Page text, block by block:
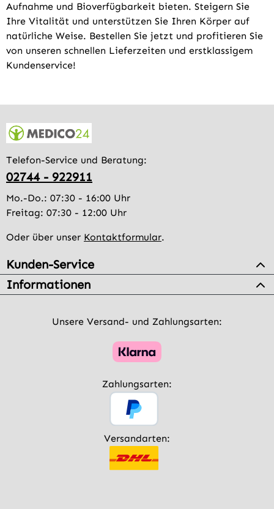
Aufnahme und Bioverfügbarkeit bieten. Steigern Sie
Ihre Vitalität und unterstützen Sie Ihren Körper auf
natürliche Weise. Bestellen Sie jetzt und profitieren Sie
von unseren schnellen Lieferzeiten und erstklassigem
Kundenservice!
Telefon-Service und Beratung:
02744 - 922911
Mo.-Do.: 07:30 - 16:00 Uhr
Freitag: 07:30 - 12:00 Uhr
Oder über unser Kontaktformular.
Kunden-Service
Informationen
Unsere Versand- und Zahlungsarten:
Zahlungsarten:
Versandarten: